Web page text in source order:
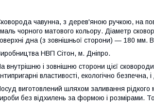
чавунна, з дерев'яною ручкою, на
чорного матового кольору. Діаметр
дна (з зовнішньої сторони) ― 180 мм.
НВП Сітон, м. Дніпро.
внутрішню і зовнішню сторони цієї
властивості, екологічно
виготовлений шляхом заливання рідкого
без відхилень за формою і розмірами.